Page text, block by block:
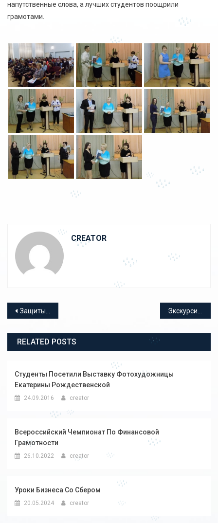
напутственные слова, а лучших студентов поощрили
грамотами.
CREATOR
Навигация по записям
Защиты выпускных квалификационных работ
RELATED POSTS
Студенты Посетили Выставку Фотохудожницы
Екатерины Рождественской
24.09.2016 creator
Всероссийский Чемпионат По Финансовой
Грамотности
26.10.2022 creator
Уроки Бизнеса Со Сбером
20.05.2024 creator